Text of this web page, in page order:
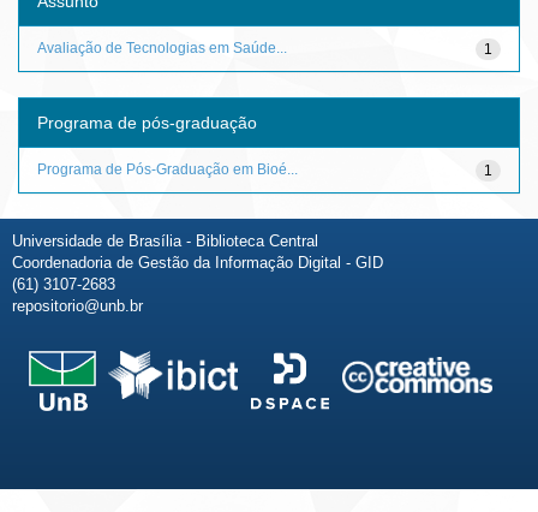
1
Avaliação de Tecnologias em Saúde...
Programa de pós-graduação
1
Programa de Pós-Graduação em Bioé...
Universidade de Brasília - Biblioteca Central
Coordenadoria de Gestão da Informação Digital - GID
(61) 3107-2683
repositorio@unb.br